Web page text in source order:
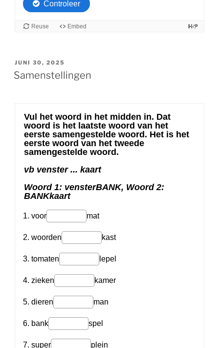
GEPLAATST
OP
JUNI 30, 2025
Samenstellingen